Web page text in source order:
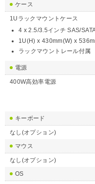
ケース
1Uラックマウントケース
4 x 2.5/3.5インチ SAS/
1U(H) x 430mm(W) x
ラックマウントレール付属
電源
400W高効率電源
キーボード
なし(オプション)
マウス
なし(オプション)
OS